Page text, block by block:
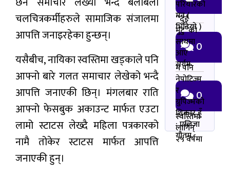
चलचित्रकर्मीहरुले सामाजिक संजालमा
आपत्ति जनाइरहेका हुन्छन्।
यसैबीच, नायिका स्वस्तिमा खड्काले पनि
आफ्नो बारे गलत समाचार लेखेको भन्दै
आपत्ति जनाएकी छिन्। मंगलबार राति
आफ्नो फेसबुक अकाउन्ट मार्फत एउटा
लामो स्टाटस लेख्दै महिला पत्रकारको
नामै तोकेर स्टाटस मार्फत आपत्ति
जनाएकी हुन्।
परियारको
मन (
भिडियो )
“दुई
मुटु”को
साथमा
आए
सर्गम
0
म पनि
नेपोटिज्म
र
ग्रुपिज्मको
शिकार हुँ
: एलिजा
गौतम
0
स्वस्तिमा
लागिन्
२५ वर्षमा